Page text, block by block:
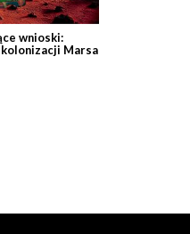
wnioski:
kolonizacji Marsa